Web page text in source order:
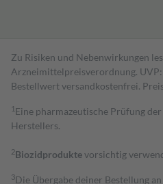
Zu Risiken und Nebenwirkungen
Arzneimittelpreisverordnung. UVP:
Bestell­wert versand­kosten­frei.
1 Eine pharmazeutische Prüfung
Herstellers.
2Biozidproduktevorsichtig
3Die Übergabe deiner Bestellung